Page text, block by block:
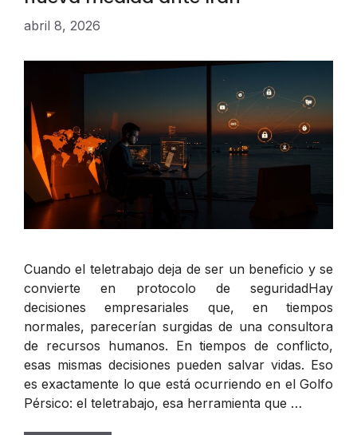
abril 8, 2026
Cuando el teletrabajo deja de ser un beneficio y se
convierte en protocolo de seguridadHay
decisiones empresariales que, en tiempos
normales, parecerían surgidas de una consultora
de recursos humanos. En tiempos de conflicto,
esas mismas decisiones pueden salvar vidas. Eso
es exactamente lo que está ocurriendo en el Golfo
Pérsico: el teletrabajo, esa herramienta que …